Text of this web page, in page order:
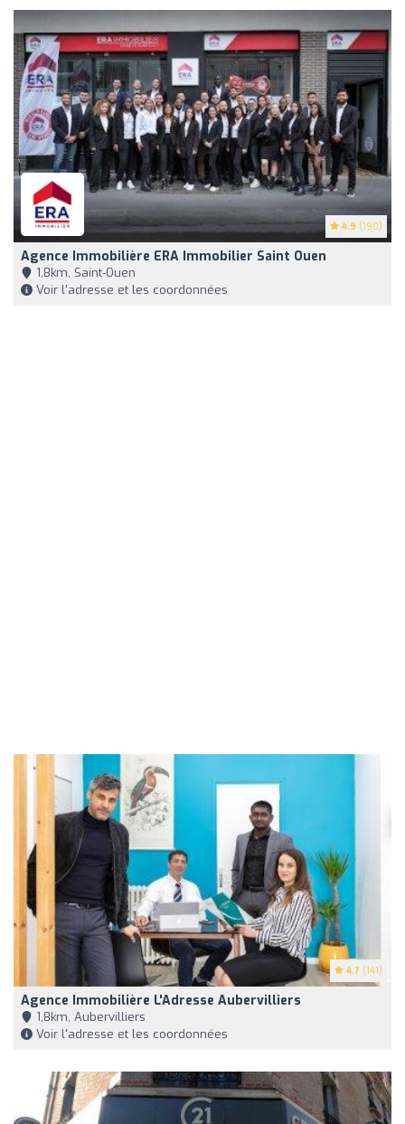
4.9 (190)
Agence Immobilière ERA Immobilier Saint Ouen
1,8km, Saint-Ouen
Voir l'adresse et les coordonnées
4.7 (141)
Agence Immobilière L'Adresse Aubervilliers
1,8km, Aubervilliers
Voir l'adresse et les coordonnées